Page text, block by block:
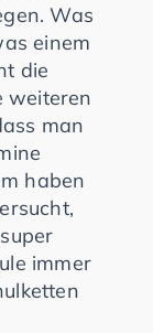
Was
einem
die
weiteren
man
haben
immer